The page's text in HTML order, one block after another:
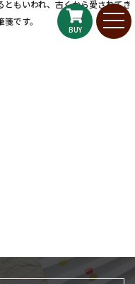
BUY
ともいわれ、古くから愛されてき
です。